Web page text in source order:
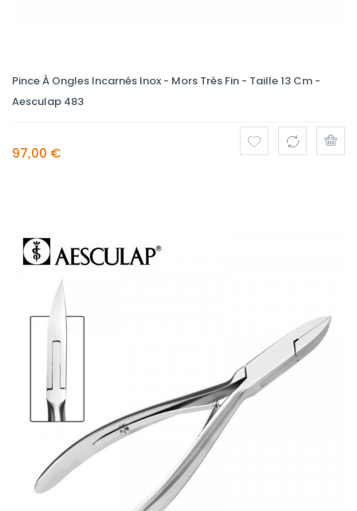
Pince À Ongles Incarnés Inox - Mors Très Fin - Taille 13 Cm -
Aesculap 483
97,00 €